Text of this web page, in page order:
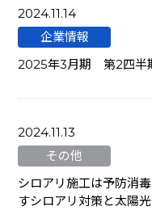
2024.11.14
企業情報
2025年3月期 第2四半
2024.11.13
その他
シロアリ施工は予防消
すシロアリ対策と太陽